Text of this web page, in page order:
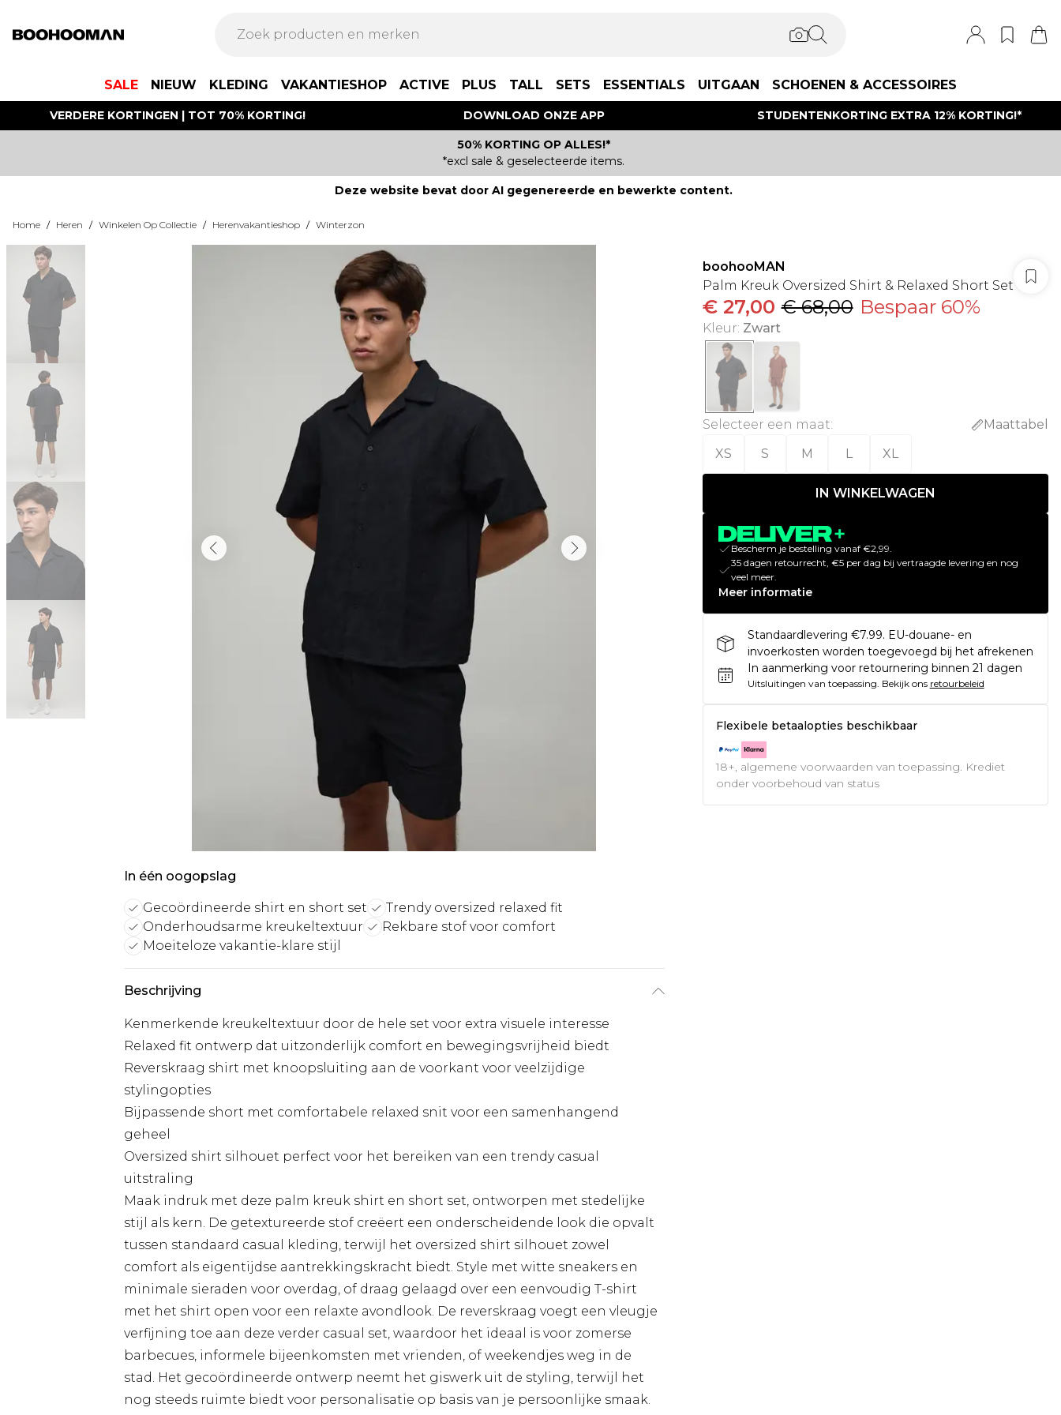
SALE NIEUW KLEDING VAKANTIESHOP ACTIVE PLUS TALL SETS ESSENTIALS UITGAAN SCHOENEN & ACCESSOIRES
VERDERE KORTINGEN | TOT 70% KORTING! DOWNLOAD ONZE APP STUDENTENKORTING EXTRA 12% KORTING!*
50% KORTING OP ALLES!*
*excl sale & geselecteerde items.
Deze website bevat door AI gegenereerde en bewerkte content.
Home / Heren / Winkelen Op Collectie / Herenvakantieshop / Winterzon
In één oogopslag
Gecoördineerde shirt en short set
Trendy oversized relaxed fit
Onderhoudsarme kreukeltextuur
Rekbare stof voor comfort
Moeiteloze vakantie-klare stijl
Beschrijving
Kenmerkende kreukeltextuur door de hele set voor extra visuele interesse
Relaxed fit ontwerp dat uitzonderlijk comfort en bewegingsvrijheid biedt
Reverskraag shirt met knoopsluiting aan de voorkant voor veelzijdige
stylingopties
Bijpassende short met comfortabele relaxed snit voor een samenhangend
geheel
Oversized shirt silhouet perfect voor het bereiken van een trendy casual
uitstraling
Maak indruk met deze palm kreuk shirt en short set, ontworpen met stedelijke
stijl als kern. De getextureerde stof creëert een onderscheidende look die opvalt
tussen standaard casual kleding, terwijl het oversized shirt silhouet zowel
comfort als eigentijdse aantrekkingskracht biedt. Style met witte sneakers en
minimale sieraden voor overdag, of draag gelaagd over een eenvoudig T-shirt
met het shirt open voor een relaxte avondlook. De reverskraag voegt een vleugje
verfijning toe aan deze verder casual set, waardoor het ideaal is voor zomerse
barbecues, informele bijeenkomsten met vrienden, of weekendjes weg in de
stad. Het gecoördineerde ontwerp neemt het giswerk uit de styling, terwijl het
nog steeds ruimte biedt voor personalisatie op basis van je persoonlijke smaak.
boohooMAN
Palm Kreuk Oversized Shirt & Relaxed Short Set
€ 27,00 € 68,00 Bespaar 60%
Kleur: Zwart
Selecteer een maat:
Maattabel
XS
S M L XL
IN WINKELWAGEN
Bescherm je bestelling vanaf €2,99.
35 dagen retourrecht, €5 per dag bij vertraagde levering en nog
veel meer.
Meer informatie
Standaardlevering €7.99. EU-douane- en
invoerkosten worden toegevoegd bij het afrekenen
In aanmerking voor retournering binnen 21 dagen
Uitsluitingen van toepassing. Bekijk ons retourbeleid
Flexibele betaalopties beschikbaar
18+, algemene voorwaarden van toepassing. Krediet
onder voorbehoud van status